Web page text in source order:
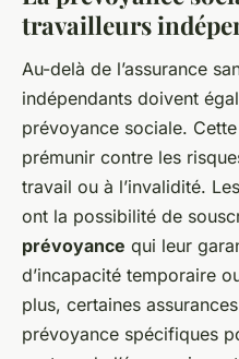
travailleurs
Au-delà de l’assurance
indépendants doivent
prévoyance sociale.
prémunir contre les
travail ou à l’invalidité.
ont la possibilité de
prévoyance qui leur
d’incapacité temporaire
plus, certaines
prévoyance spécifiques